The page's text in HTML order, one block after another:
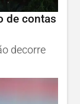
de contas
decorre